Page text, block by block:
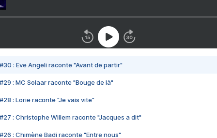
#30 : Eve Angeli raconte "Avant de partir"
#29 : MC Solaar raconte "Bouge de là"
#28 : Lorie raconte "Je vais vite"
#27 : Christophe Willem raconte "Jacques a dit"
#26 : Chimène Badi raconte "Entre nous"